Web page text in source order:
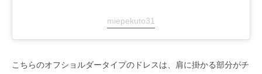
miepekuto31
こちらのオフショルダータイプのドレスは、肩に掛かる部分がチ